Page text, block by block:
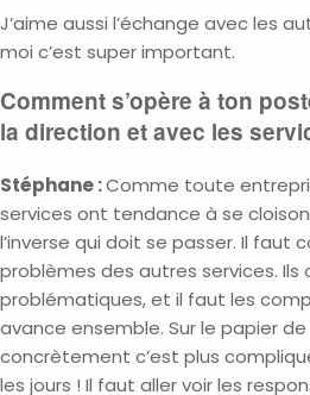
J’aime aussi l’échange avec les
moi c’est super important.
Comment s’opère à ton
la direction et avec les
Stéphane :Comme toute
services ont tendance à se
l’inverse qui doit se passer. Il faut
problèmes des autres services. Ils
problématiques, et il faut les
avance ensemble. Sur le papier
concrètement c’est plus
les jours ! Il faut aller voir les